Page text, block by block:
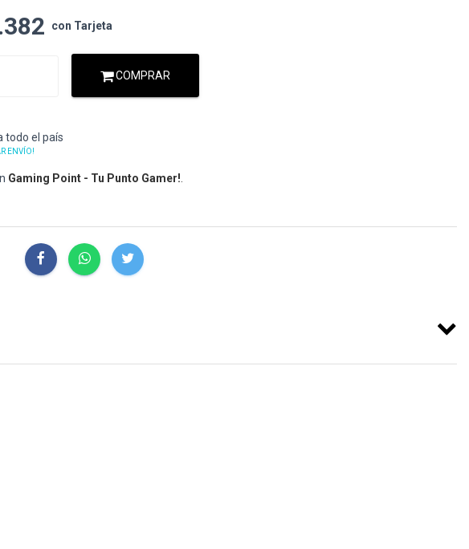
con Tarjeta
COMPRAR
todo el país
ENVÍO!
Gaming Point - Tu Punto Gamer!